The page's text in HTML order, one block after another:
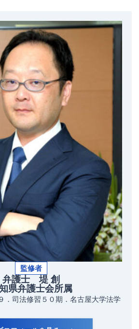
監修者
弁護士 堤 創
県弁護士会所属
．司法修習５０期．名古屋大学法学